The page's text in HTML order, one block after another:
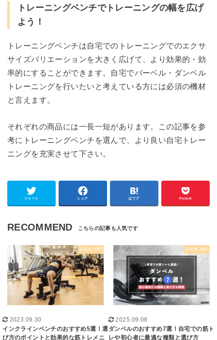
トレーニングベンチでトレーニングの幅を広げ
よう！
トレーニングベンチは自宅でのトレーニングでのエクサ
サイズバリエーションを大きく広げて、より効果的・効
率的にすることができます。自宅でバーベル・ダンベル
トレーニングを行いたいと考えている方には必須の機材
と言えます。
それぞれの商品には一長一短があります。この記事を参
考にトレーニングベンチを選んで、より良い自宅トレー
ニングを充実させて下さい。
ツイート シェア はてブ Pocket
RECOMMEND
2023.09.30
インクラインベンチのおすすめ5選！選
び方のポイントと効果的な筋トレメニ
2025.09.08
ダンベルのおすすめ7選！自宅での筋ト
レや初心者に最適な種類と選び方